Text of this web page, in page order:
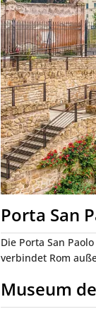
Porta San
Die Porta San
verbindet Rom
Museum